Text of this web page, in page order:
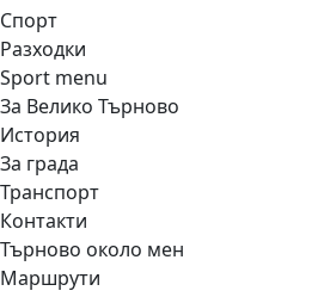
Спорт
Разходки
Sport menu
За Велико Търново
История
За града
Транспорт
Контакти
Търново около мен
Маршрути